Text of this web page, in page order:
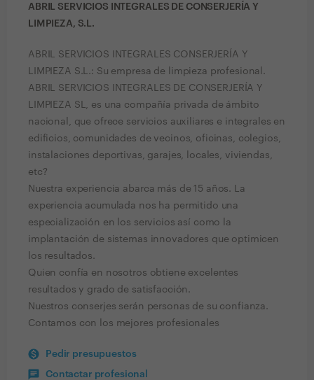
ABRIL SERVICIOS INTEGRALES DE CONSERJERÍA Y
LIMPIEZA, S.L.
ABRIL SERVICIOS INTEGRALES CONSERJERÍA Y
LIMPIEZA S.L.: Su empresa de limpieza profesional.
ABRIL SERVICIOS INTEGRALES DE CONSERJERÍA Y
LIMPIEZA SL, es una compañía privada de ámbito
nacional, que ofrece servicios auxiliares e integrales en
edificios, comunidades de vecinos, oficinas, colegios,
instalaciones deportivas, garajes, locales, viviendas,
etc?
Nuestra experiencia abarca más de 15 años. La
experiencia acumulada nos ha permitido una
especialización en los servicios así como la
implantación de sistemas innovadores que optimicen
los resultados.
Quien confía en nosotros obtiene excelentes
resultados y grado de satisfacción.
Nuestros conserjes serán personas de su confianza.
Contamos con los mejores profesionales
Pedir presupuestos
Contactar profesional